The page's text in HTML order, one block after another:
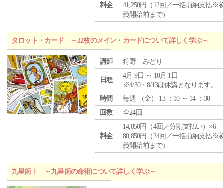
料金
41,250円（12回／一括前納支払※
義開始前まで）
タロット・カード ～22枚のメイン・カードについて詳しく学ぶ～
講師 狩野 みどり
日程
4月 9日 ～ 10月 1日
※4/30・8/13は休講となります。
時間
毎週 （金） 13 ：10 ～ 14 ：30
回数
全24回
料金
14,850円（4回／分割支払い）×6
80,850円（24回／一括前納支払※
義開始前まで）
九星術Ⅰ ～九星術の命術について詳しく学ぶ～